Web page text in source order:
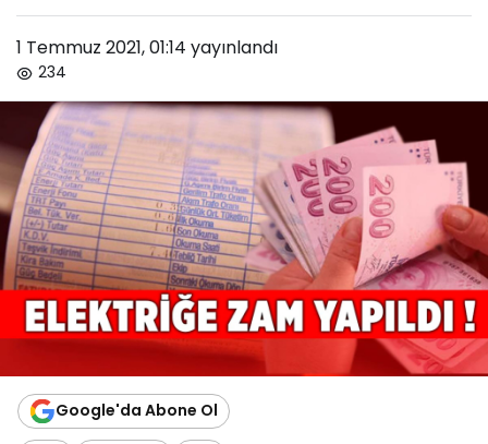
1 Temmuz 2021, 01:14 yayınlandı
234
Google'da Abone Ol